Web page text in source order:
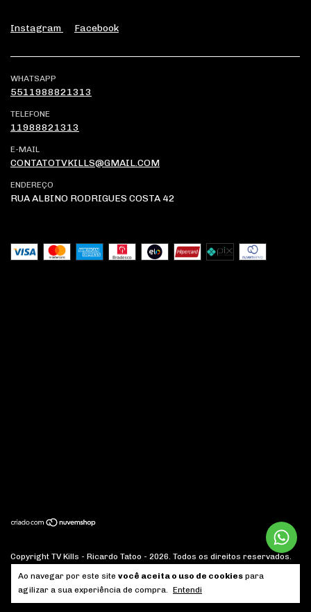
Ao navegar por este site você aceita o uso de cookies para
agilizar a sua experiência de compra. Entendi
Instagram Facebook
WHATSAPP
5511988821313
TELEFONE
11988821313
E-MAIL
CONTATOTVKILLS@GMAIL.COM
ENDEREÇO
RUA ALBINO RODRIGUES COSTA 42
Copyright TV Kills - Ricardo Tatoo - 2026. Todos os direitos reservados.